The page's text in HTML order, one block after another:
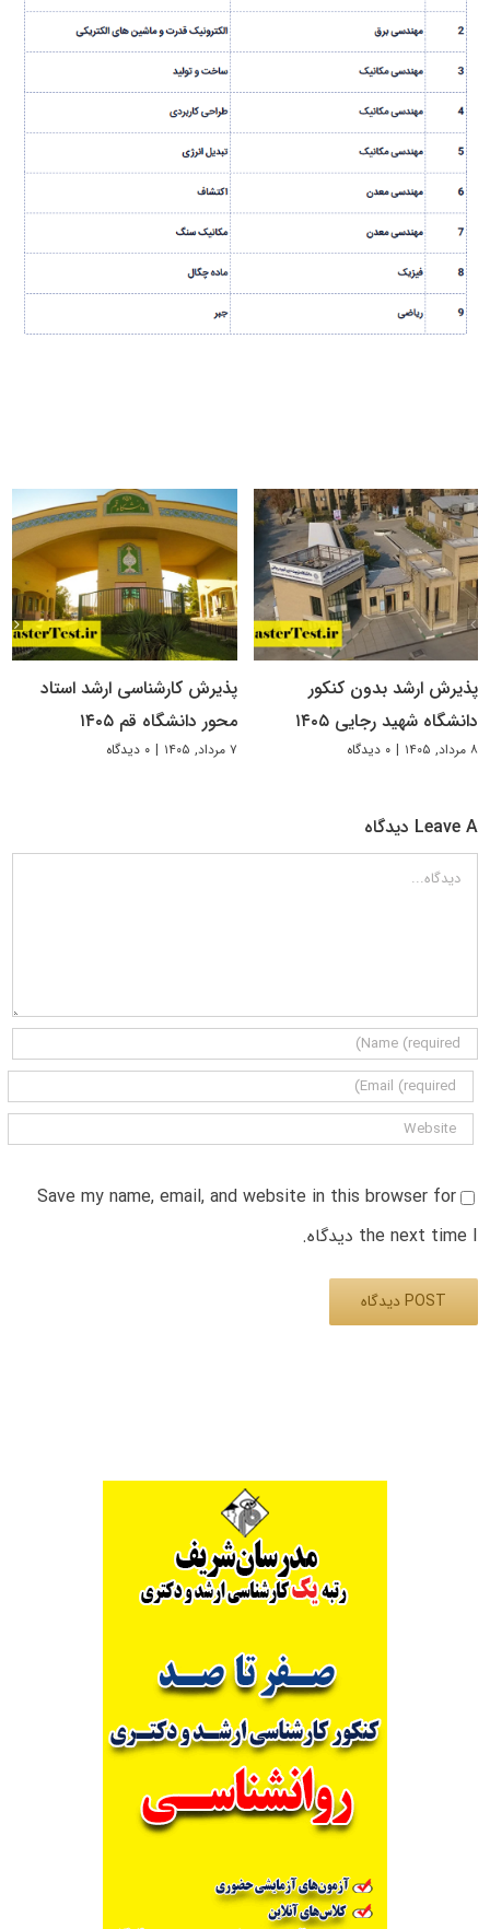
پذیرش ارشد بدون کنکور
دانشگاه شهید رجایی ۱۴۰۵
۸ مرداد, ۱۴۰۵ | ۰ دیدگاه
پذیرش کارشناسی ارشد استاد
محور دانشگاه قم ۱۴۰۵
۷ مرداد, ۱۴۰۵ | ۰ دیدگاه
Leave A دیدگاه
دیدگاه
Save my name, email, and website in this browser for
the next time I دیدگاه.